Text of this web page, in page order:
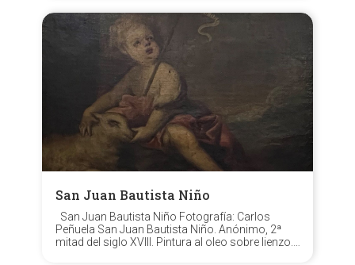
Carmelitas Descalzos, Sevilla. ...
San Juan Bautista Niño
San Juan Bautista Niño Fotografía: Carlos
Peñuela San Juan Bautista Niño. Anónimo, 2ª
mitad del siglo XVIII. Pintura al oleo sobre lienzo.